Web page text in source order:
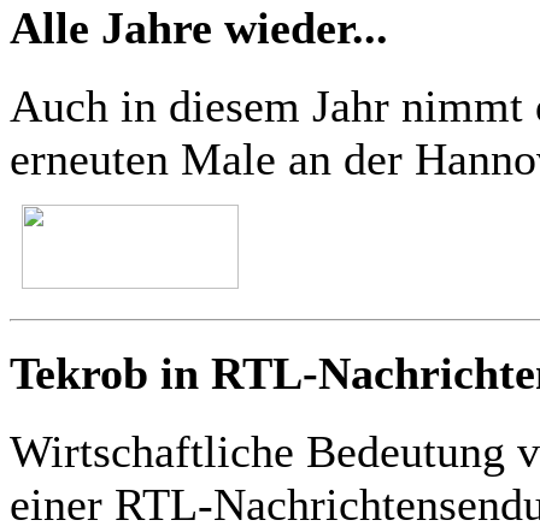
Alle Jahre wieder...
Auch in diesem Jahr
erneuten Male an der
Tekrob in RTL-
Wirtschaftliche Bedeutung
einer RTL-